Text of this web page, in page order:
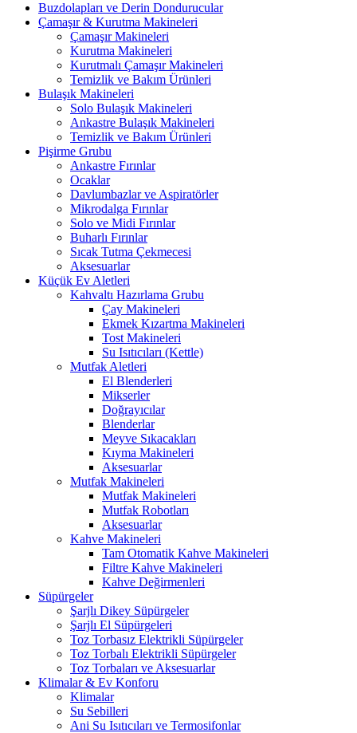
Buzdolapları ve Derin Dondurucular
Çamaşır & Kurutma Makineleri
Çamaşır Makineleri
Kurutma Makineleri
Kurutmalı Çamaşır Makineleri
Temizlik ve Bakım Ürünleri
Bulaşık Makineleri
Solo Bulaşık Makineleri
Ankastre Bulaşık Makineleri
Temizlik ve Bakım Ürünleri
Pişirme Grubu
Ankastre Fırınlar
Ocaklar
Davlumbazlar ve Aspiratörler
Mikrodalga Fırınlar
Solo ve Midi Fırınlar
Buharlı Fırınlar
Sıcak Tutma Çekmecesi
Aksesuarlar
Küçük Ev Aletleri
Kahvaltı Hazırlama Grubu
Çay Makineleri
Ekmek Kızartma Makineleri
Tost Makineleri
Su Isıtıcıları (Kettle)
Mutfak Aletleri
El Blenderleri
Mikserler
Doğrayıcılar
Blenderlar
Meyve Sıkacakları
Kıyma Makineleri
Aksesuarlar
Mutfak Makineleri
Mutfak Makineleri
Mutfak Robotları
Aksesuarlar
Kahve Makineleri
Tam Otomatik Kahve Makineleri
Filtre Kahve Makineleri
Kahve Değirmenleri
Süpürgeler
Şarjlı Dikey Süpürgeler
Şarjlı El Süpürgeleri
Toz Torbasız Elektrikli Süpürgeler
Toz Torbalı Elektrikli Süpürgeler
Toz Torbaları ve Aksesuarlar
Klimalar & Ev Konforu
Klimalar
Su Sebilleri
Ani Su Isıtıcıları ve Termosifonlar